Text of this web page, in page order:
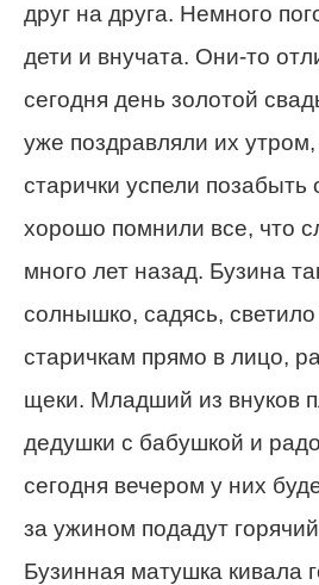
друг на друга. Немного
дети и внучата. Они-то
сегодня день золотой
уже поздравляли их утром,
старички успели позабыть
хорошо помнили все, что
много лет назад. Бузина
солнышко, садясь,
старичкам прямо в лицо,
щеки. Младший из внуков
дедушки с бабушкой и
сегодня вечером у них
за ужином подадут
Бузинная матушка кивала